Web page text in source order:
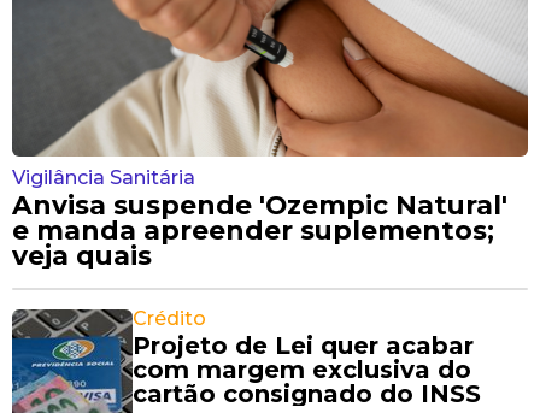
Vigilância Sanitária
Anvisa suspende 'Ozempic Natural'
e manda apreender suplementos;
veja quais
Crédito
Projeto de Lei quer acabar
com margem exclusiva do
cartão consignado do INSS